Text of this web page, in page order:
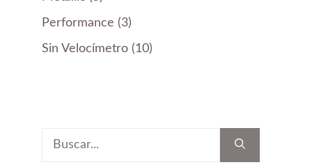
productos
Performance 33
productos
Sin Velocímetro 1010
Buscar: